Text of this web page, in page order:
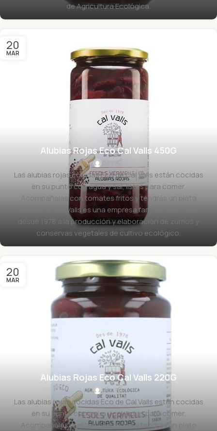
de Agricultura Ecológica.
20
MAR
Alubias Rojas Eco Cal Valls 450G
Las alubias rojas cocidas Eco de Cal Valls están cocidas
en su punto con agua y sal, listas para comer.
Acompañalas con tomates fritos y tendrás un plato
exquisito. Cal Valls es una empresa familiar, dedicada
desde 1978 a la producción y elaboración de zumos y
conservas vegetales de cultivo ecológico.
20
MAR
Alubias Rojas Eco Cal Valls 220G
dev
Las alubias rojas cocidas Eco de Cal Valls están cocidas
en su punto con agua y sal, listas para comer.
Acompañalas con tomates fritos y tendrás un plato